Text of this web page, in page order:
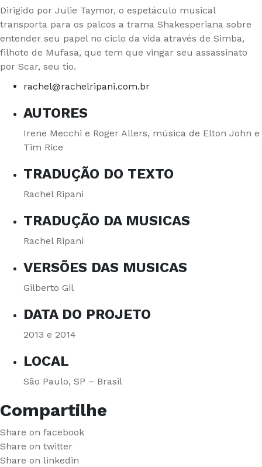
Dirigido por Julie Taymor, o espetáculo musical
transporta para os palcos a trama Shakesperiana sobre
entender seu papel no ciclo da vida através de Simba,
filhote de Mufasa, que tem que vingar seu assassinato
por Scar, seu tio.
rachel@rachelripani.com.br
AUTORES
Irene Mecchi e Roger Allers, música de Elton John e
Tim Rice
TRADUÇÃO DO TEXTO
Rachel Ripani
TRADUÇÃO DA MUSICAS
Rachel Ripani
VERSÕES DAS MUSICAS
Gilberto Gil
DATA DO PROJETO
2013 e 2014
LOCAL
São Paulo, SP – Brasil
Compartilhe
Share on facebook
Share on twitter
Share on linkedin